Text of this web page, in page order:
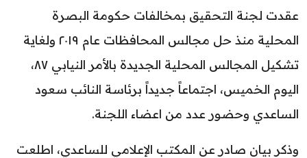
عقدت لجنة التحقيق بمخالفات حكومة البصرة
المحلية منذ حل مجالس المحافظات عام ٢٠١٩ ولغاية
تشكيل المجالس المحلية الجديدة بالأمر النيابي ٨٧،
اليوم الخميس، اجتماعاً جديداً برئاسة النائب سعود
الساعدي وحضور عدد من اعضاء اللجنة.
وذكر بيان صادر عن المكتب الإعلامي للساعدي، اطلعت